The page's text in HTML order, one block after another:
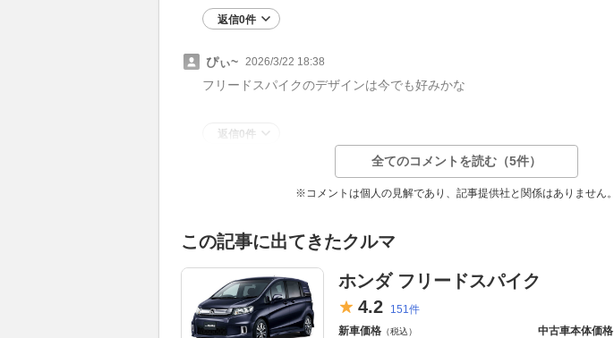
返信0件
ぴぃ~ 2026/3/22 18:38
フリードスパイクのデザインは今でも好みかな
返信0件
全てのコメントを読む（5件）
※コメントは個人の見解であり、記事提供社と関係はありません。
この記事に出てきたクルマ
ホンダ フリードスパイク
4.2
151件
新車価格 （税込） 中古車本体価格